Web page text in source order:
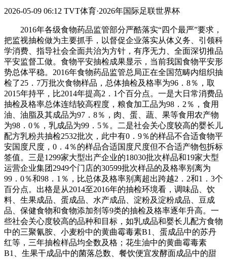
2026-05-09 06:12 TVT体育·2026年国际足联世界杯
2016年各级食物药品监管部分严酷落实“四个最严”要求，
把监视抽检做为主要抓手，以督促企业落实从体义务、引领科
学消费、指导社会全面共治为方针，有序无力、全面深切推品
平安监督工做。食物平安抽检成果显示，当前我国食物平安形
势总体平稳。2016年食物药品监管总局正在全国范畴内组织抽
检了25．7万批次食物样品，总体抽检及格率为96．8％，取
2015年持平，比2014年提高2．1个百分点。一是大日常消费品
抽检及格率总体连结较高程度，粮食加工品为98．2％，食用
油、油脂及其成品为97．8％，肉、蛋、蔬、果等食用农产物
为98．0％，乳成品为99．5％。二是社会关心度较高的婴长儿
配方乳粉共抽检2532批次，此中有0．9％的样品不合适食物平
安国度尺度，0．4％的样品合适国度尺度但不合适产物包拆标
签值。三是1299家大型出产企业的18030批次样品和19家大型
运营企业集团2949个门店的30599批次样品的及格率别离为
99．0％和98．1％，比总体及格率别离超出跨越2．2和1．3个
百分点。出格是从2014至2016年的抽检环境看，调味品、饮
料、生果成品、蛋成品、水产成品、淀粉及淀粉成品、豆成
品、保健食物和食物添加剂等9类的抽检及格率逐年升高。一
些社会关心度较高的品种和目标，如乳成品和婴长儿配方食物
中的三聚氰胺、小麦粉中的黄曲霉毒素B1、蛋成品中的苏丹
红等，三年抽检样品均全数及格；花生油中的黄曲霉毒素
B1、生果干成品中的菌落总数、餐饮便宜发酵面成品中的甜